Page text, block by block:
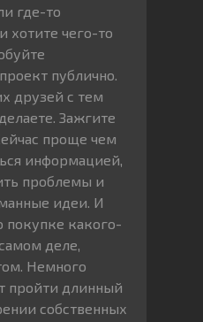
где-то
хотите чего-то
публично.
друзей с тем
Зажгите
проще чем
информацией,
проблемы и
идеи. И
покупке какого-
деле,
Немного
пройти длинный
собственных